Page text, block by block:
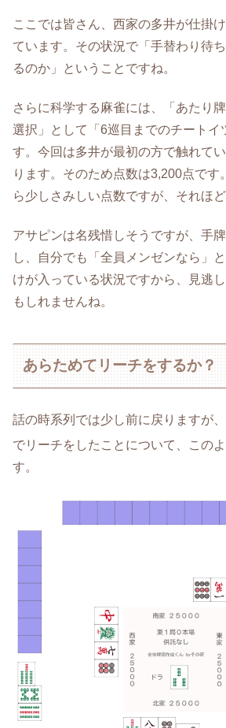
ここでは皆さん、西家の多井が仕掛
ています。その状況で「手替わり待
るのか」ということですね。
さらに科学する麻雀には、「あたり
選択」として「6巡目までのチートイ
す。今回は多井が最初の方で触れて
ります。そのため点数は3,200点です
ら少しさみしい点数ですが、それほ
アサピンは名残惜しそうですが、手
し、自分でも「全員メンゼンなら」
けが入っている状況ですから、見逃
もしれませんね。
あらためてリーチをするか？
話の時系列では少し前に戻りますが
でリーチをしたことについて、この
す。